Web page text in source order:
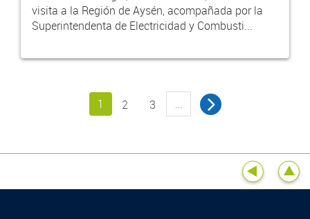
visita a la Región de Aysén, acompañada por la
Superintendenta de Electricidad y Combusti...
1 2 3 …